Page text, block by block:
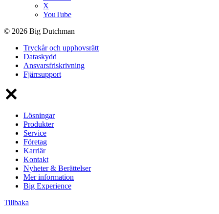
X
YouTube
© 2026 Big Dutchman
Tryckår och upphovsrätt
Dataskydd
Ansvarsfriskrivning
Fjärrsupport
Lösningar
Produkter
Service
Företag
Karriär
Kontakt
Nyheter & Berättelser
Mer information
Big Experience
Tillbaka